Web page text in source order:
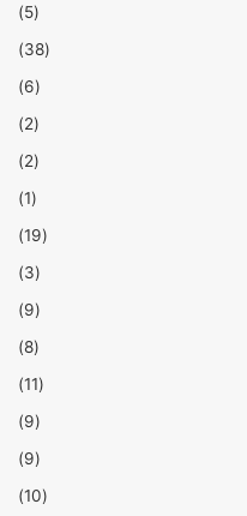
(5)
(38)
(6)
(2)
(2)
(1)
(19)
(3)
(9)
(8)
(11)
(9)
(9)
(10)